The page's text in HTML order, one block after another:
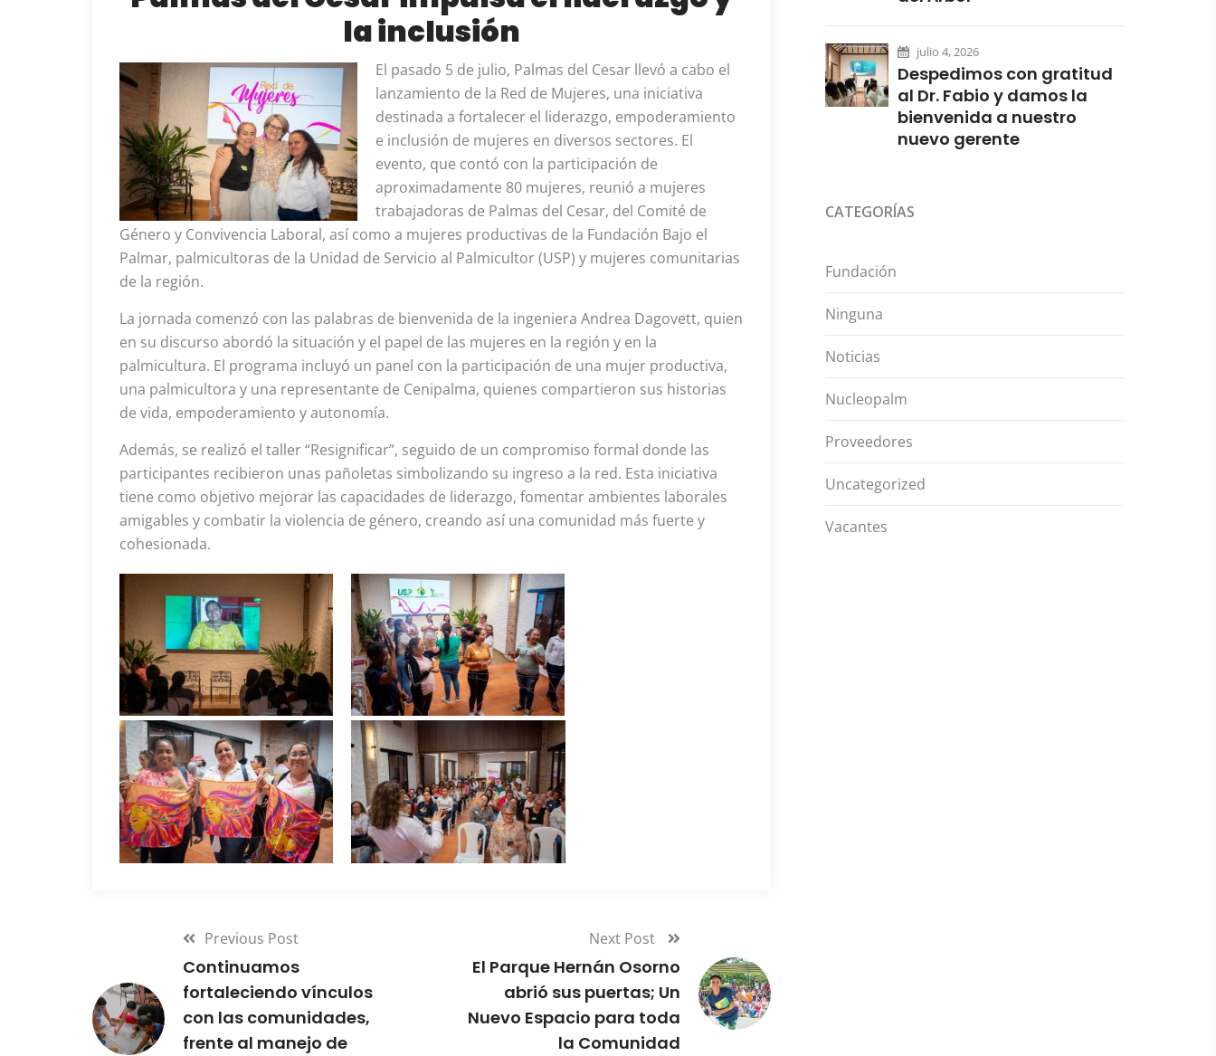
la inclusión
El pasado 5 de julio, Palmas del Cesar llevó a cabo el
lanzamiento de la Red de Mujeres, una iniciativa
destinada a fortalecer el liderazgo, empoderamiento
e inclusión de mujeres en diversos sectores. El
evento, que contó con la participación de
aproximadamente 80 mujeres, reunió a mujeres
trabajadoras de Palmas del Cesar, del Comité de
Género y Convivencia Laboral, así como a mujeres productivas de la Fundación Bajo el
Palmar, palmicultoras de la Unidad de Servicio al Palmicultor (USP) y mujeres comunitarias
de la región.
La jornada comenzó con las palabras de bienvenida de la ingeniera Andrea Dagovett, quien
en su discurso abordó la situación y el papel de las mujeres en la región y en la
palmicultura. El programa incluyó un panel con la participación de una mujer productiva,
una palmicultora y una representante de Cenipalma, quienes compartieron sus historias
de vida, empoderamiento y autonomía.
Además, se realizó el taller “Resignificar”, seguido de un compromiso formal donde las
participantes recibieron unas pañoletas simbolizando su ingreso a la red. Esta iniciativa
tiene como objetivo mejorar las capacidades de liderazgo, fomentar ambientes laborales
amigables y combatir la violencia de género, creando así una comunidad más fuerte y
cohesionada.
Previous Post
Continuamos
fortaleciendo vínculos
con las comunidades,
frente al manejo de
Next Post
El Parque Hernán Osorno
abrió sus puertas; Un
Nuevo Espacio para toda
la Comunidad
julio 4, 2026
Despedimos con gratitud
al Dr. Fabio y damos la
bienvenida a nuestro
nuevo gerente
CATEGORÍAS
Fundación
Ninguna
Noticias
Nucleopalm
Proveedores
Uncategorized
Vacantes